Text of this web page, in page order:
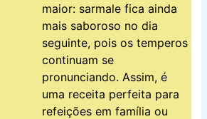
maior: sarmale fica ainda
mais saboroso no dia
seguinte, pois os temperos
continuam se
pronunciando. Assim, é
uma receita perfeita para
refeições em família ou